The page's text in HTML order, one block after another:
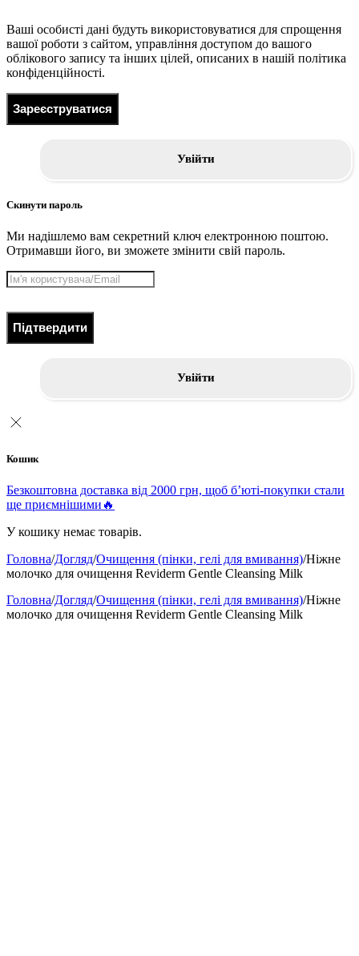
Ваші особисті дані будуть використовуватися для спрощення
вашої роботи з сайтом, управління доступом до вашого
облікового запису та інших цілей, описаних в нашій політика
конфіденційності.
Зареєструватися
Увійти
Скинути пароль
Ми надішлемо вам секретний ключ електронною поштою.
Отримавши його, ви зможете змінити свій пароль.
Підтвердити
Увійти
Кошик
Безкоштовна доставка від 2000 грн, щоб б’юті-покупки стали
ще приємнішими🔥
У кошику немає товарів.
Головна/Догляд/Очищення (пінки, гелі для вмивання)/Ніжне
молочко для очищення Reviderm Gentle Cleansing Milk
Головна/Догляд/Очищення (пінки, гелі для вмивання)/Ніжне
молочко для очищення Reviderm Gentle Cleansing Milk